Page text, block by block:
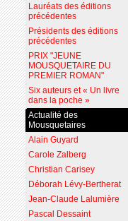
Lauréats des éditions
précédentes
Présidents des éditions
précédentes
PRIX "JEUNE
MOUSQUETAIRE DU
PREMIER ROMAN"
Six auteurs et « Un livre
dans la poche »
Actualité des
Mousquetaires
Alain Guyard
Carole Zalberg
Christian Carisey
Déborah Lévy-Bertherat
Jean-Claude Lalumière
Pascal Dessaint